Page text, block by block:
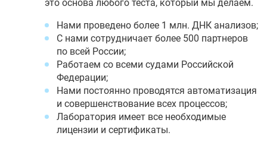
это основа любого теста, который мы делаем.
Нами проведено более 1 млн. ДНК анализов;
С нами сотрудничает более 500 партнеров
по всей России;
Работаем со всеми судами Российской
Федерации;
Нами постоянно проводятся автоматизация
и совершенствование всех процессов;
Лаборатория имеет все необходимые
лицензии и сертификаты.